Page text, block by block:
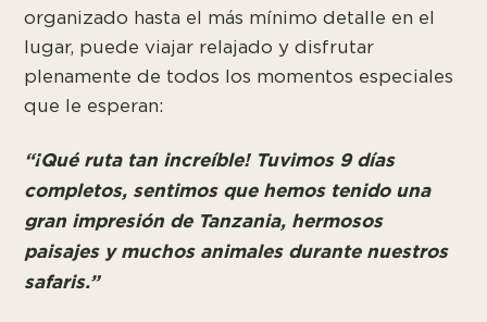
organizado hasta el más mínimo detalle en el
lugar, puede viajar relajado y disfrutar
plenamente de todos los momentos especiales
que le esperan:
“¡Qué ruta tan increíble! Tuvimos 9 días
completos, sentimos que hemos tenido una
gran impresión de Tanzania, hermosos
paisajes y muchos animales durante nuestros
safaris.”